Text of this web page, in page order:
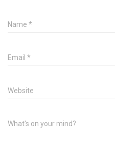
Name *
Email *
Website
What's on your mind?